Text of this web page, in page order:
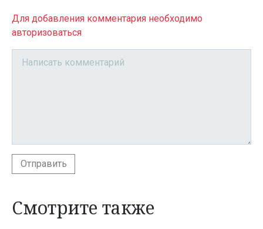
Для добавления комментария необходимо
авторизоваться
Отправить
Смотрите также